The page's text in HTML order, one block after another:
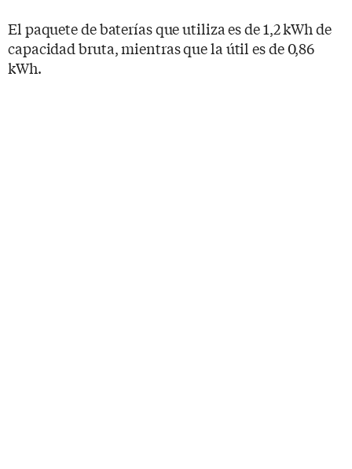
El paquete de baterías que utiliza es de 1,2 kWh de
capacidad bruta, mientras que la útil es de 0,86
kWh.